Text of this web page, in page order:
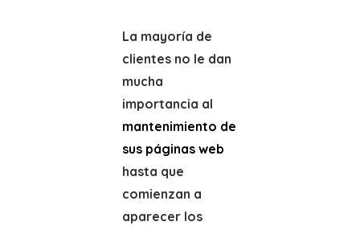
La mayoría de
clientes no le dan
mucha
importancia al
mantenimiento de
sus páginas web
hasta que
comienzan a
aparecer los